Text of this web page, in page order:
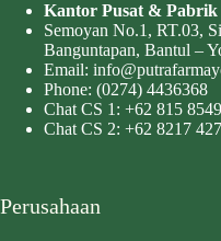
Kantor Pusat &
Semoyan No.1, RT.03,
Banguntapan, Bantul –
Email:
Phone: (0274) 4436368
Chat CS 1: +62 815
Chat CS 2: +62 8217
Perusahaan